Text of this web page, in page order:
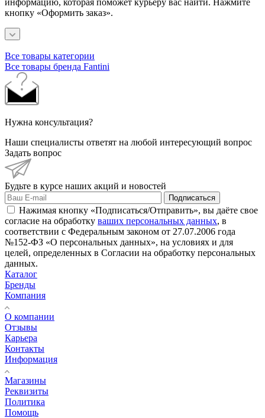
кнопку «Оформить заказ».
Все товары категории
Все товары бренда Fantini
Нужна консультация?
Наши специалисты ответят на любой интересующий вопрос
Задать вопрос
Будьте в курсе наших акций и новостей
Подписаться
Нажимая кнопку «Подписаться/Отправить», вы даёте свое
согласие на обработку ваших персональных данных, в
соответствии с Федеральным законом от 27.07.2006 года
№152-ФЗ «О персональных данных», на условиях и для
целей, определенных в Согласии на обработку персональных
данных.
Каталог
Бренды
Компания
О компании
Отзывы
Карьера
Контакты
Информация
Магазины
Реквизиты
Политика
Помощь